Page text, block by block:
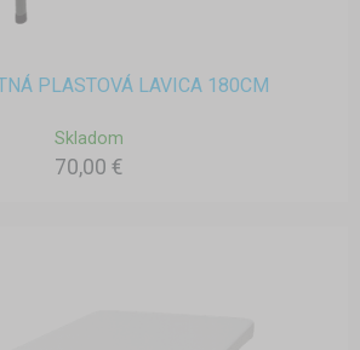
PLASTOVÁ LAVICA 180CM
Skladom
70,00 €